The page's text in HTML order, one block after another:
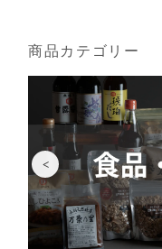
商品カテゴリー
<